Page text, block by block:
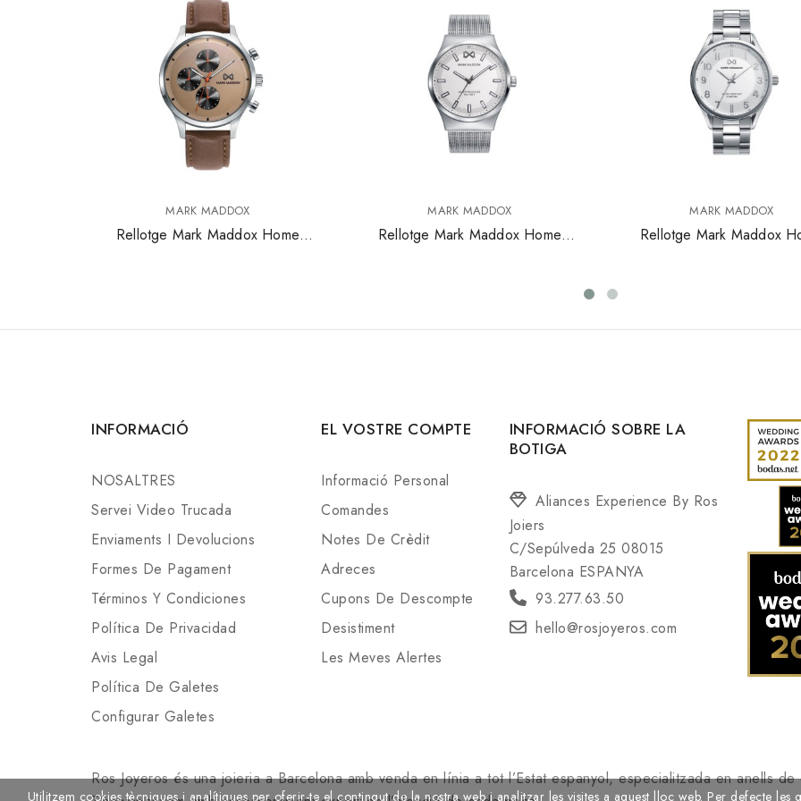
MARK MADDOX
Rellotge Mark Maddox Home
MARK MADDOX
Rellotge Mark Maddox Home
MARK MADDOX
Rellotge Mark Maddox
INFORMACIÓ
NOSALTRES
Servei Video Trucada
Enviaments I Devolucions
Formes De Pagament
Términos Y Condiciones
Política De Privacidad
Avis Legal
Política De Galetes
Configurar Galetes
EL VOSTRE COMPTE
Informació Personal
Comandes
Notes De Crèdit
Adreces
Cupons De Descompte
Desistiment
Les Meves Alertes
INFORMACIÓ SOBRE LA
BOTIGA
Aliances Experience By Ros
Joiers
C/Sepúlveda 25 08015
Barcelona ESPANYA
93.277.63.50
hello@rosjoyeros.com
Utilitzem cookies tècniques i analítiques per oferir-te el contingut de la nostra web i analitzar les visites a aquest lloc web. Per defecte les
Ros Joyeros és una joieria a Barcelona amb venda en línia a tot l’Estat espanyol, especialitzada en anells